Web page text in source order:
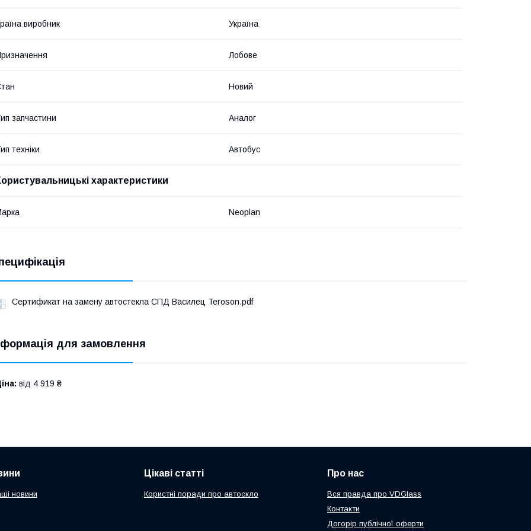
виробник Україна
Лобове
Новий
запчастини Аналог
техніки Автобус
характеристики
Neoplan
Сертификат на замену автостекла СПД Василец Teroson.pdf
для замовлення
від 4 919 ₴
новини
Цікаві статті
Користні поради про автоскло
Про нас
Вся правда про VDGlass
Контакти
Догорір публічної оферти